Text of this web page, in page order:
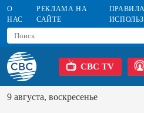
О
НАС
РЕКЛАМА НА
САЙТЕ
ПРАВИЛА
CBC TV
9 августа, воскресенье